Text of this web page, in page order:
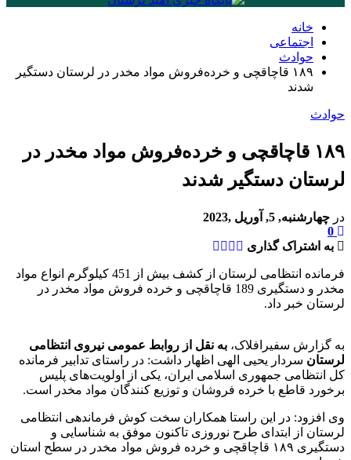
خانه
اجتماعی
حوادث
۱۸۹ قاچاقچی و خرده‌فروش مواد مخدر در لرستان دستگیر
شدند
حوادث
۱۸۹ قاچاقچی و خرده‌فروش مواد مخدر در
لرستان دستگیر شدند
در چهارشنبه, 5, آوریل ,2023
0
به اشتراک گذاری
فرمانده انتظامی لرستان از کشف بیش از 451 کیلوگرم انواع مواد
مخدر و دستگیری 189 قاچاقچی و خرده فروش مواد مخدر در
لرستان خبر داد.
به گزارش سفیرافلاک، به نقل از روابط عمومی نیروی انتظامی
لرستان سردار یحیی الهی اظهار داشت: در راستای تدابیر فرمانده
کل انتظامی جمهوری اسلامی ایران، یکی از اولویت‌های پلیس
برخورد قاطع با خرده فروشان و توزیع کنندگان مواد مخدر است.
وی افزود: در این راستا همکاران سخت کوش فرماندهی انتظامی
لرستان از ابتدای طرح نوروزی تاکنون موفق به شناسایی و
دستگیری ۱۸۹ قاچاقچی و خرده فروش مواد مخدر در سطح استان